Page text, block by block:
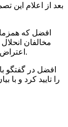
بعد از اعلام این
افضل که
مخالفان
اعتراض خود را به سایر مدیران سپاهان نشان داده است.
افضل در گفتگو
را تایید کرد و با